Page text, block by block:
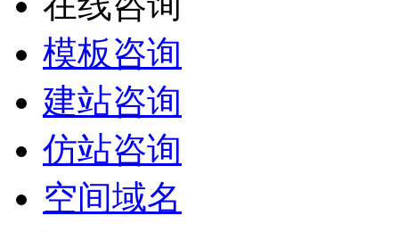
模板咨询
建站咨询
仿站咨询
空间域名